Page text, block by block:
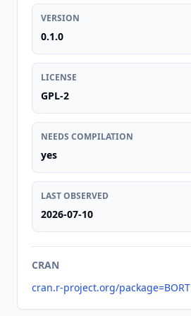
VERSION
0.1.0
LICENSE
GPL-2
NEEDS COMPILATION
yes
LAST OBSERVED
2026-07-10
CRAN
cran.r-project.org/package=BORT